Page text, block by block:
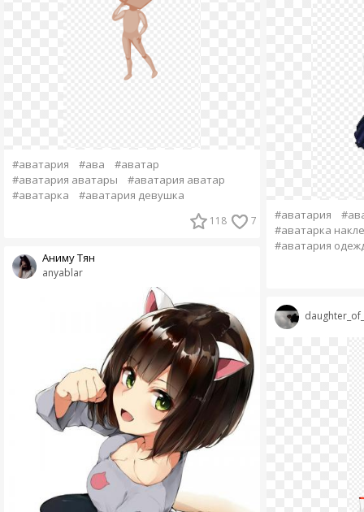
#аватария #ава
#аватар
#аватария аватары
#аватария аватар
#аватарка
#аватария девушка
118 7
anyablar
Аниму Тян
#аватария
#аватарка
#аватария